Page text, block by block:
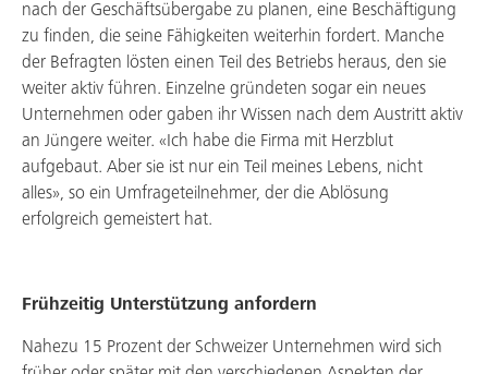
nach der Geschäftsübergabe zu planen, eine Beschäftigung
zu finden, die seine Fähigkeiten weiterhin fordert. Manche
der Befragten lösten einen Teil des Betriebs heraus, den sie
weiter aktiv führen. Einzelne gründeten sogar ein neues
Unternehmen oder gaben ihr Wissen nach dem Austritt aktiv
an Jüngere weiter. «Ich habe die Firma mit Herzblut
aufgebaut. Aber sie ist nur ein Teil meines Lebens, nicht
alles», so ein Umfrageteilnehmer, der die Ablösung
erfolgreich gemeistert hat.
Frühzeitig Unterstützung anfordern
Nahezu 15 Prozent der Schweizer Unternehmen wird sich